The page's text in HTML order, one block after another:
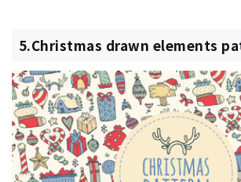
5.Christmas drawn elements